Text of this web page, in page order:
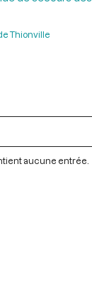
Thionville
aucune entrée.